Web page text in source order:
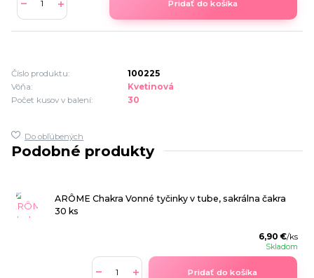
Pridať do košíka
Číslo produktu:
100225
Vôňa:
Kvetinová
Počet kusov v balení:
30
Do obľúbených
Podobné produkty
ARÔME Chakra Vonné tyčinky v tube, sakrálna čakra
30 ks
6,90 €/ks
Skladom
Pridať do košíka